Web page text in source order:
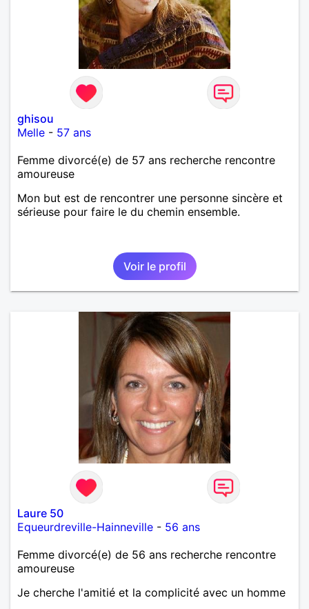
ghisou
Melle - 57 ans
Femme divorcé(e) de 57 ans recherche rencontre
amoureuse
Mon but est de rencontrer une personne sincère et
sérieuse pour faire le du chemin ensemble.
Voir le profil
Laure 50
Equeurdreville-Hainneville - 56 ans
Femme divorcé(e) de 56 ans recherche rencontre
amoureuse
Je cherche l'amitié et la complicité avec un homme